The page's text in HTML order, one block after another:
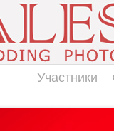
Участники